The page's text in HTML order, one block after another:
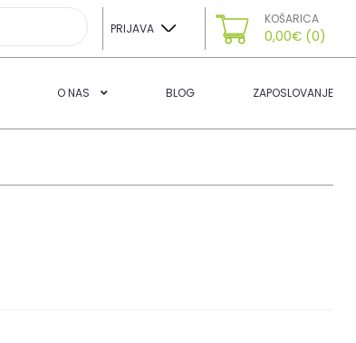
PRIJAVA
KOŠARICA
0,00€ (0)
O NAS BLOG ZAPOSLOVANJE